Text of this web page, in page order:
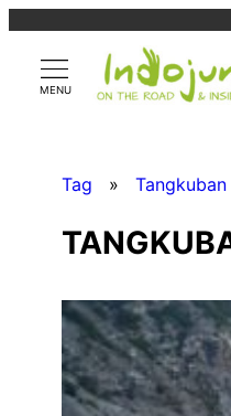
springen
Tag » Tangkuban